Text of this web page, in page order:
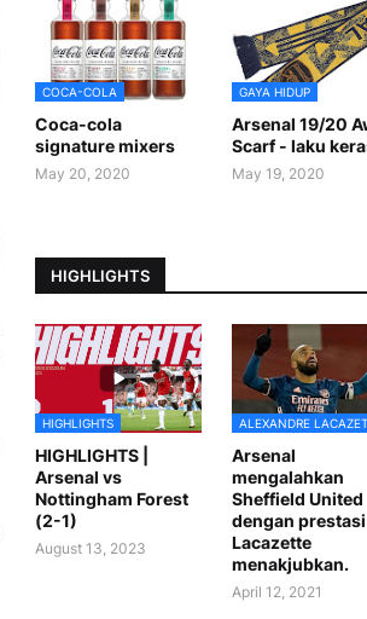
COCA-COLA
Coca-cola
signature mixers
May 20, 2020
GAYA HIDUP
Arsenal 19/20
Scarf - laku
May 19, 2020
HIGHLIGHTS
HIGHLIGHTS
HIGHLIGHTS |
Arsenal vs
Nottingham Forest
(2-1)
August 13, 2023
ALEXANDRE
Arsenal
mengalahkan
Sheffield United
dengan prestasi
Lacazette
menakjubkan.
April 12, 2021